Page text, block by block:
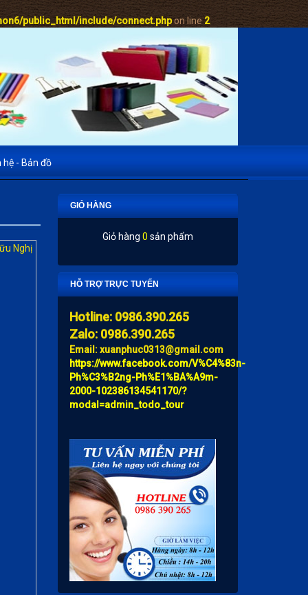
public_html/include/connect.phpon line2
hệ - Bản đồ
GIỎ HÀNG
Giỏ hàng 0 sản phẩm
HỖ TRỢ TRỰC TUYẾN
Hotline: 0986.390.265
Zalo: 0986.390.265
Email: xuanphuc0313@gmail.com
https://www.facebook.com/V%C4%83n-
Ph%C3%B2ng-Ph%E1%BA%A9m-
2000-102386134541170/?
modal=admin_todo_tour